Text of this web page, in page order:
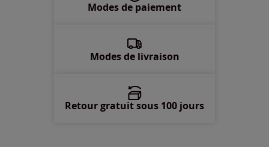
Modes de paiement
Modes de livraison
Retour gratuit sous 100 jours